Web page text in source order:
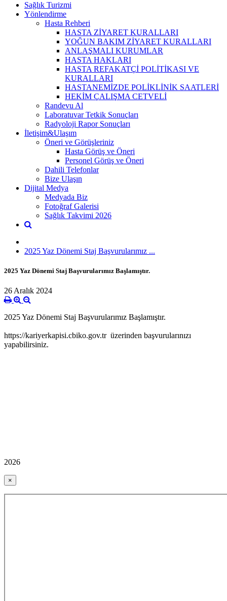
Sağlık Turizmi
Yönlendirme
Hasta Rehberi
HASTA ZİYARET KURALLARI
YOĞUN BAKIM ZİYARET KURALLARI
ANLAŞMALI KURUMLAR
HASTA HAKLARI
HASTA REFAKATÇİ POLİTİKASI VE
KURALLARI
HASTANEMİZDE POLİKLİNİK SAATLERİ
HEKİM ÇALIŞMA CETVELİ
Randevu Al
Laboratuvar Tetkik Sonuçları
Radyoloji Rapor Sonuçları
İletişim&Ulaşım
Öneri ve Görüşleriniz
Hasta Görüş ve Öneri
Personel Görüş ve Öneri
Dahili Telefonlar
Bize Ulaşın
Dijital Medya
Medyada Biz
Fotoğraf Galerisi
Sağlık Takvimi 2026
2025 Yaz Dönemi Staj Başvurularımız ...
2025 Yaz Dönemi Staj Başvurularımız Başlamıştır.
26 Aralık 2024
2025 Yaz Dönemi Staj Başvurularımız Başlamıştır.
https://kariyerkapisi.cbiko.gov.tr üzerinden başvurularınızı
yapabilirsiniz.
2026
×